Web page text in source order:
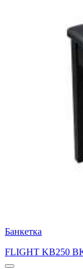
Банкетка
FLIGHT KB250